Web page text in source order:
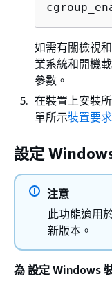
如需有關檢視
業系統和開機
參數。
在裝置上安裝
單所示裝置要求
設定
注意
此功能適用
新版本。
為 設定 Windows